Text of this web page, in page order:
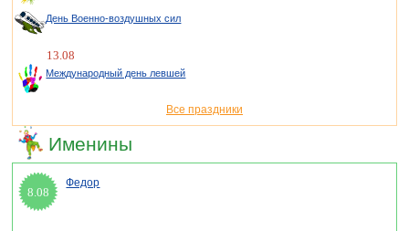
День Военно-воздушных сил
13.08
Международный день левшей
Все праздники
Именины
8.08
Федор